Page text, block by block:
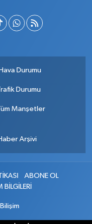
Hava Durumu
Durumu
Manşetler
Arşivi
ABONE OL
BİLGİLERİ